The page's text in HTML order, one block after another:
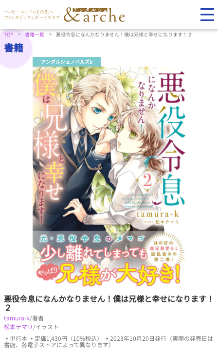
TOP 書籍一覧 悪役令息になんかなりません！僕は兄様と幸せになります！２
書籍
アンダルシュノベルズb
悪役令息になんかなりません！僕は兄様と幸せになります！
２
tamura-k/著者
松本テマリ/イラスト
▪単行本 ▪定価1,430円（10%税込） ▪2023年10月20日発行（実際の発売日は
書店、各電子ストアによって異なります）